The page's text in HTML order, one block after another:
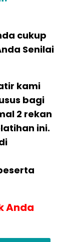
cukup
Senilai
kami
bagi
2 rekan
ini.
Anda